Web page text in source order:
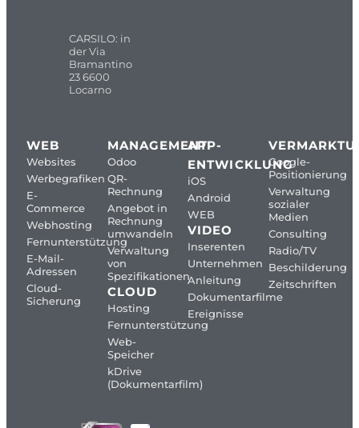
CARSILO: in
der Via
Bramantino
23 6600
Locarno
WEB
Websites
Werbegrafiken
E-
Commerce
Webhosting
Fernunterstützung
E-Mail-
Adressen
Cloud-
Sicherung
MANAGEMENT
Odoo
QR-
Rechnung
Angebot in
Rechnung
umwandeln
Verwaltung
von
Spezifikationen
CLOUD
Hosting
Fernunterstützung
Web-
Speicher
kDrive
(Dokumentarfilm)
APP-
ENTWICKLUNG
iOS
Android
WEB
VIDEO
Inserenten
Unternehmen
Anleitung
Dokumentarfilme
Ereignisse
Google-
Positionierung
Verwaltung
sozialer
Medien
Consulting
Radio/TV
Beschilderung
Zeitschriften